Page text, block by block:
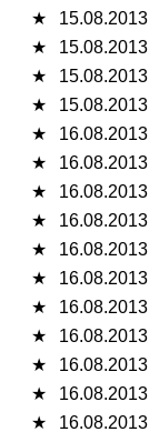
★
15.08.2013
★
15.08.2013
★
15.08.2013
★
15.08.2013
★
16.08.2013
★
16.08.2013
★
16.08.2013
★
16.08.2013
★
16.08.2013
★
16.08.2013
★
16.08.2013
★
16.08.2013
★
16.08.2013
★
16.08.2013
★
16.08.2013